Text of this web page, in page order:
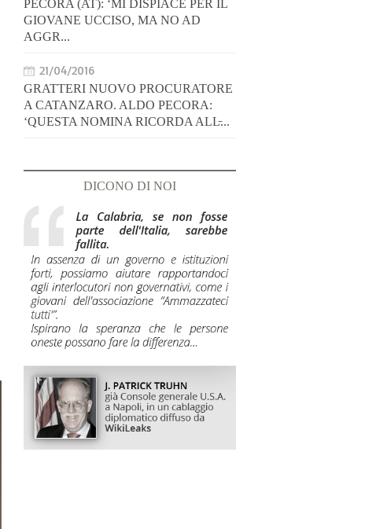
PECORA (AT): ‘MI DISPIACE PER IL
GIOVANE UCCISO, MA NO AD
AGGR...
21/04/2016
GRATTERI NUOVO PROCURATORE
A CATANZARO. ALDO PECORA:
‘QUESTA NOMINA RICORDA ALL̵...
DICONO DI NOI